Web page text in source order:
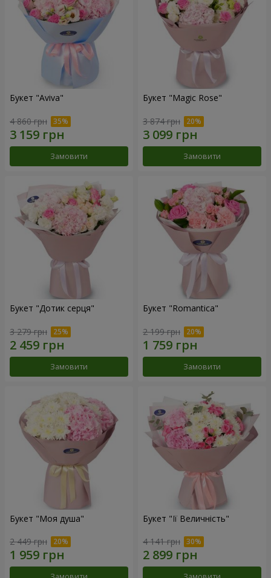
Букет "Aviva"
4 860 грн
Замовити
Букет "Magic Rose"
3 874 грн
Замовити
Букет "Дотик серця"
3 279 грн
Замовити
Букет "Romantica"
2 199 грн
Замовити
Букет "Моя душа"
2 449 грн
Букет "Її Величність"
4 141 грн